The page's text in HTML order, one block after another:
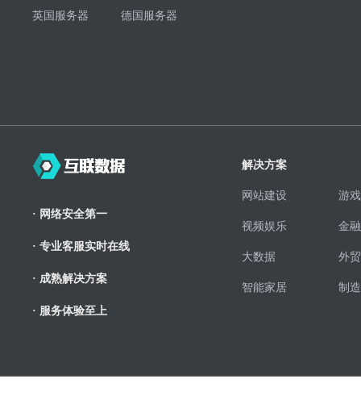
英国服务器 德国服务器
· 网络安全第一
· 专业客服实时在线
· 成熟解决方案
· 服务体验至上
解决方案
网站建设 游
视频娱乐 金
大数据 外
智能家居 制